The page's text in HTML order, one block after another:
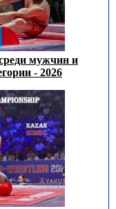
мужчин и
- 2026